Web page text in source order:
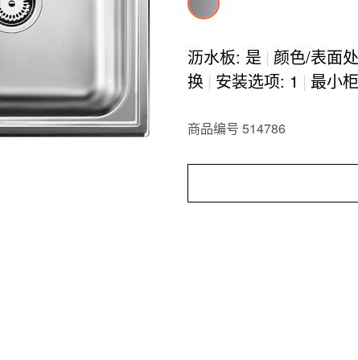
沥水板: 是 | 颜色/表面
换 | 安装选项: 1 | 最小
商品编号 514786